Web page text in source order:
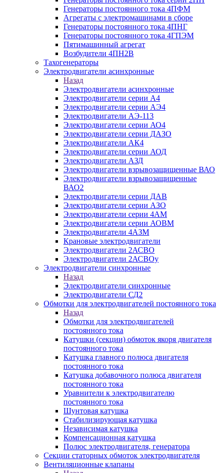
Генераторы постоянного тока 4ПФМ
Агрегаты с электромашинами в сборе
Генераторы постоянного тока 4ПНГ
Генераторы постоянного тока 4ГПЭМ
Пятимашинный агрегат
Возбудители 4ПН2В
Тахогенераторы
Электродвигатели асинхронные
Назад
Электродвигатели асинхронные
Электродвигатели серии А4
Электродвигатели серии АЭ4
Электродвигатели АЭ-113
Электродвигатели серии АО4
Электродвигатели серии ДАЗО
Электродвигатели АК4
Электродвигатели серии АОД
Электродвигатели АЗД
Электродвигатели взрывозащищенные ВАО
Электродвигатели взрывозащищенные
ВАО2
Электродвигатели серии ДАВ
Электродвигатели серии АЗО
Электродвигатели серии 4АМ
Электродвигатели серии АОВМ
Электродвигатели 4АЗМ
Крановые электродвигатели
Электродвигатели 2АСВО
Электродвигатели 2АСВОу
Электродвигатели синхронные
Назад
Электродвигатели синхронные
Электродвигатели СД2
Обмотки для электродвигателей постоянного тока
Назад
Обмотки для электродвигателей
постоянного тока
Катушки (секции) обмоток якоря двигателя
постоянного тока
Катушка главного полюса двигателя
постоянного тока
Катушка добавочного полюса двигателя
постоянного тока
Уравнители к электродвигателю
постоянного тока
Шунтовая катушка
Стабилизирующая катушка
Независимая катушка
Компенсационная катушка
Полюс электродвигателя, генератора
Секции статорных обмоток электродвигателя
Вентиляционные клапаны